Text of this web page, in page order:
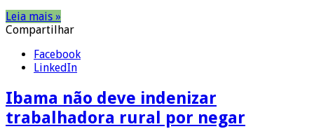
Leia mais »
Compartilhar
Facebook
LinkedIn
Ibama não deve indenizar
trabalhadora rural por negar